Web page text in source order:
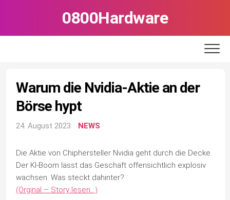
0800Hardware
Warum die Nvidia-Aktie an der
Börse hypt
24. August 2023 NEWS
Die Aktie von Chiphersteller Nvidia geht durch die Decke.
Der KI-Boom lässt das Geschäft offensichtlich explosiv
wachsen. Was steckt dahinter?
(Orginal – Story lesen…)